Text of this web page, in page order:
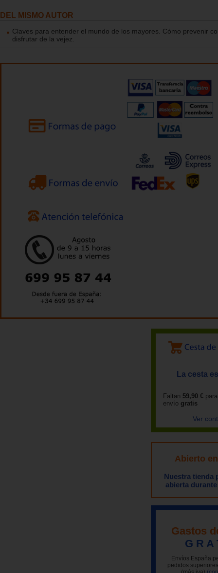
DEL MISMO AUTOR
Claves para entender el mundo de los mayores. Cómo prevenir
disfrutar de la vejez.
La cesta
Faltan 59,90 €
envío gratis
Ver
Abierto
Nuestra tienda
abierta
Gastos
G R A
Envíos España
pedidos